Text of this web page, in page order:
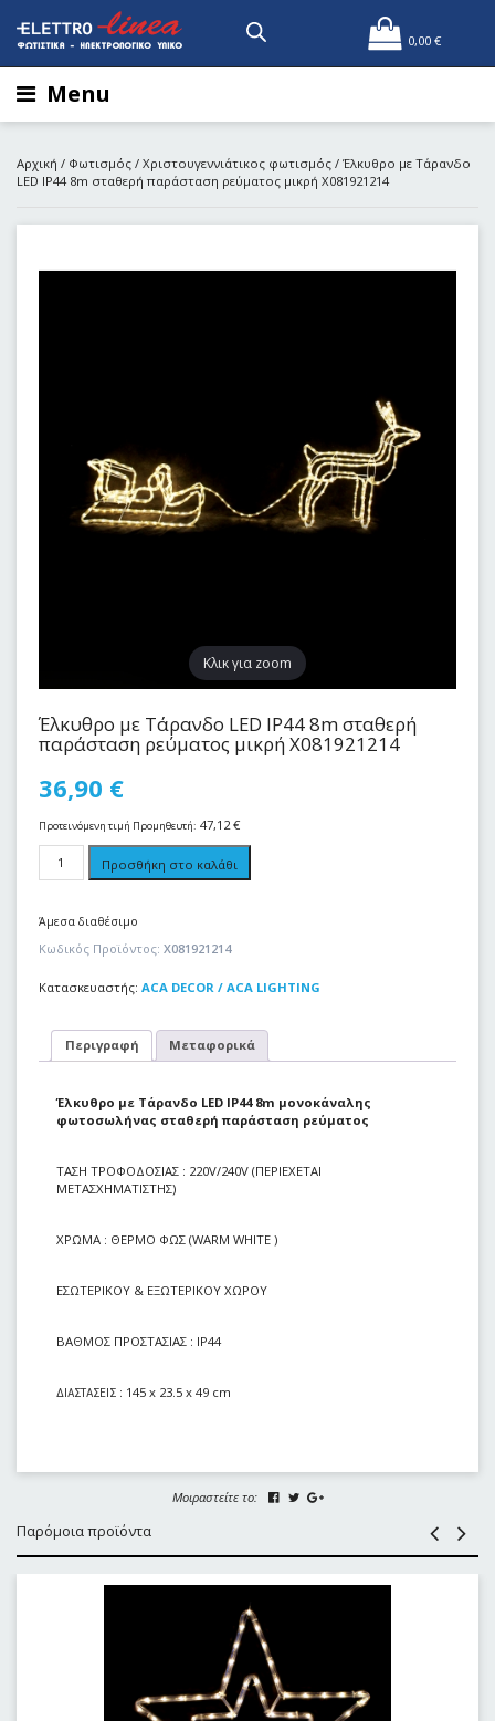
0,00 €
Menu
Αρχική / Φωτισμός / Χριστουγεννιάτικος φωτισμός / Έλκυθρο με Τάρανδο
LED IP44 8m σταθερή παράσταση ρεύματος μικρή X081921214
Kλικ για zoom
Έλκυθρο με Τάρανδο LED IP44 8m σταθερή
παράσταση ρεύματος μικρή X081921214
36,90 €
Προτεινόμενη τιμή Προμηθευτή: 47,12 €
Προσθήκη στο καλάθι
Άμεσα διαθέσιμο
Κωδικός Προϊόντος: X081921214
Κατασκευαστής: ACA DECOR / ACA LIGHTING
Περιγραφή Μεταφορικά
Έλκυθρο με Τάρανδο LED IP44 8m μονοκάναλης
φωτοσωλήνας σταθερή παράσταση ρεύματος
ΤΑΣΗ ΤΡΟΦΟΔΟΣΙΑΣ : 220V/240V (ΠΕΡΙΕΧΕΤΑΙ
ΜΕΤΑΣΧΗΜΑΤΙΣΤΗΣ)
ΧΡΩΜΑ : ΘΕΡΜΟ ΦΩΣ (WARM WHITE )
ΕΣΩΤΕΡΙΚΟΥ & ΕΞΩΤΕΡΙΚΟΥ ΧΩΡΟΥ
ΒΑΘΜΟΣ ΠΡΟΣΤΑΣΙΑΣ : ΙP44
ΔΙΑΣΤΑΣΕΙΣ : 145 x 23.5 x 49 cm
Μοιραστείτε το:
Παρόμοια προϊόντα